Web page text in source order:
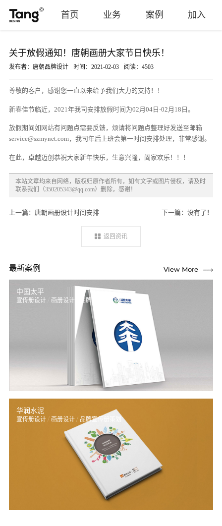
首页 业务 案例 加入
关于放假通知！唐朝画册大家节日快乐！
发布者：唐朝品牌设计 时间：2021-02-03 阅读：4503
尊敬的客户，感谢您一直以来给予我们大力的支持！！
新春佳节临近，2021年我司安排放假时间为02月04日-02月18日。
放假期间如网站有问题点需要反馈，烦请将问题点整理好发送至邮箱
service@szmynet.com，我司年后上班会第一时间安排处理，非常感谢。
在此，卓越迈创恭祝大家新年快乐，生意兴隆，阖家欢乐！！！
本站文章均来自网络，版权归原作者所有，如有文字或图片侵权，请及时
联系我们（350205343@qq.com）删除，感谢！
上一篇：唐朝画册设计时间安排 下一篇：没有了！
返回资讯
最新案例 View More
中国太平
宣传册设计 / 画册设计 / 品牌宣传册策划
华润水泥
宣传册设计 / 画册设计 / 品牌宣传册策划